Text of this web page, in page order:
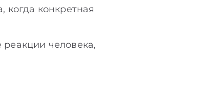
когда конкретная
человека,